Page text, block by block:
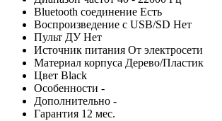
Bluetooth соединение Есть
Воспроизведение с USB/SD Нет
Пульт ДУ Нет
Источник питания От электросети
Материал корпуса Дерево/Пластик
Цвет Black
Особенности -
Дополнительно -
Гарантия 12 мес.